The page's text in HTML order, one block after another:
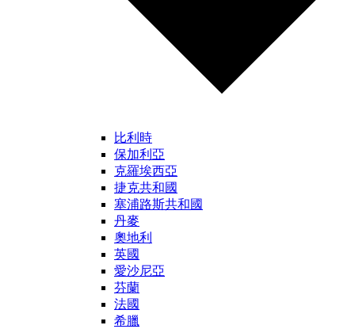
比利時
保加利亞
克羅埃西亞
捷克共和國
塞浦路斯共和國
丹麥
奧地利
英國
愛沙尼亞
芬蘭
法國
希臘